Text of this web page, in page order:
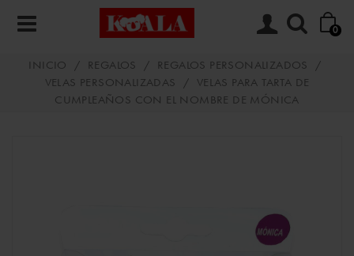
0
INICIO / REGALOS / REGALOS PERSONALIZADOS
/
VELAS PERSONALIZADAS
/
VELAS PARA TARTA DE
CUMPLEAÑOS CON EL NOMBRE DE MÓNICA